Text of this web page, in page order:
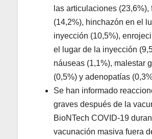
las articulaciones (23,6%),
(14,2%), hinchazón en el
inyección (10,5%),
el lugar de la inyección
náuseas (1,1%), malestar
(0,5%) y adenopatías
Se han informado
graves después de la
BioNTech COVID-19
vacunación masiva fuera